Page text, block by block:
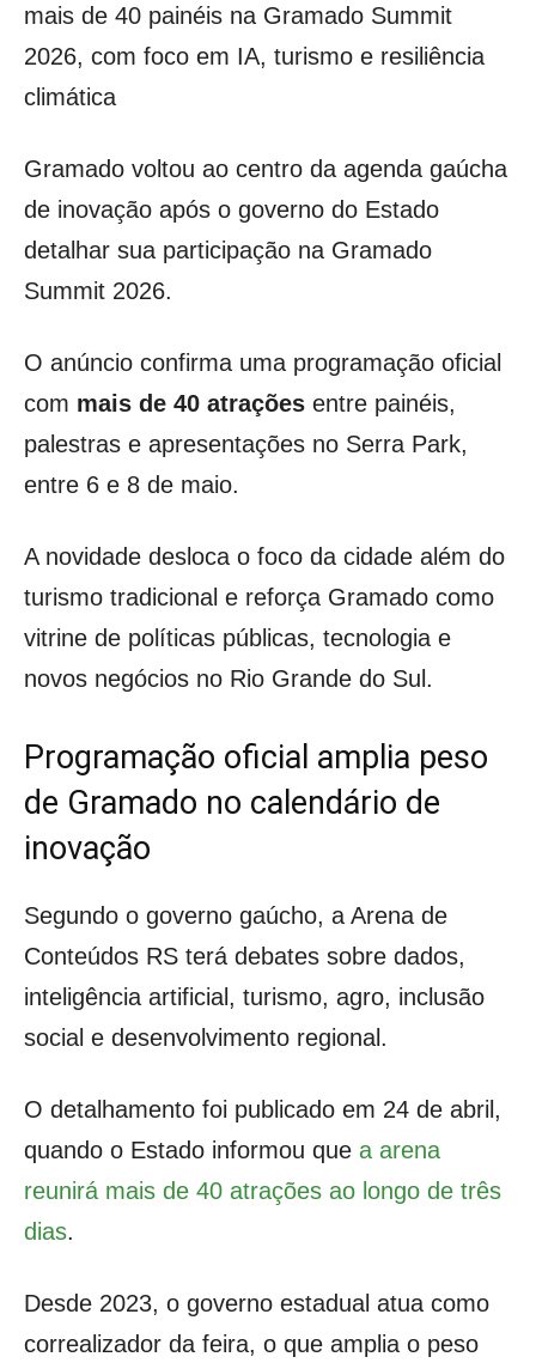
mais de 40 painéis na Gramado Summit
2026, com foco em IA, turismo e resiliência
climática
Gramado voltou ao centro da agenda gaúcha
de inovação após o governo do Estado
detalhar sua participação na Gramado
Summit 2026.
O anúncio confirma uma programação oficial
com mais de 40 atrações entre painéis,
palestras e apresentações no Serra Park,
entre 6 e 8 de maio.
A novidade desloca o foco da cidade além do
turismo tradicional e reforça Gramado como
vitrine de políticas públicas, tecnologia e
novos negócios no Rio Grande do Sul.
Programação oficial amplia peso
de Gramado no calendário de
inovação
Segundo o governo gaúcho, a Arena de
Conteúdos RS terá debates sobre dados,
inteligência artificial, turismo, agro, inclusão
social e desenvolvimento regional.
O detalhamento foi publicado em 24 de abril,
quando o Estado informou que a arena
reunirá mais de 40 atrações ao longo de três
dias.
Desde 2023, o governo estadual atua como
correalizador da feira, o que amplia o peso